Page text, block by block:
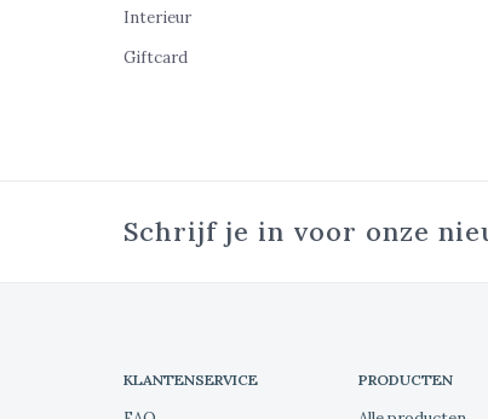
Interieur
Giftcard
Schrijf je in voor onze
KLANTENSERVICE PRODUCTEN